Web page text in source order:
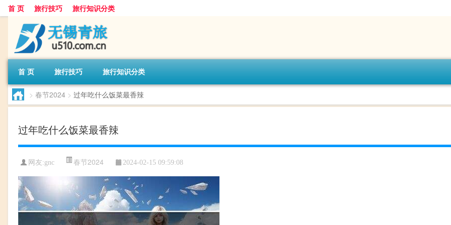
首 页 旅行技巧 旅行知识分类
首 页 旅行技巧 旅行知识分类
> 春节2024 > 过年吃什么饭菜最香辣
过年吃什么饭菜最香辣
网友:gnc 春节2024 2024-02-15 09:59:08